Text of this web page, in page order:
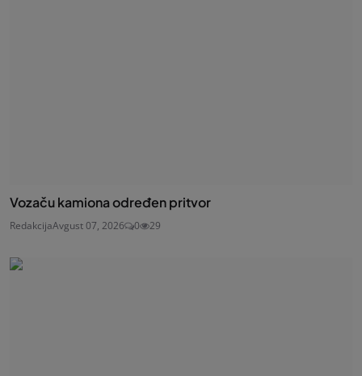
Vozaču kamiona određen pritvor
RedakcijaAvgust 07, 2026 0 29